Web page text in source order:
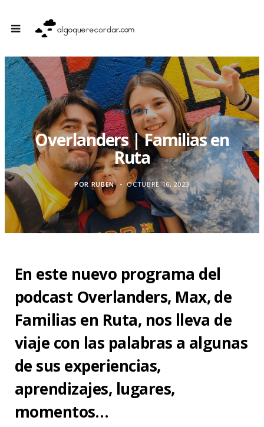
PODCAST
Overlanders | Familias en
Ruta
PORRUBEN OCTUBRE 16, 2023
En este nuevo programa del
podcast Overlanders, Max, de
Familias en Ruta, nos lleva de
viaje con las palabras a algunas
de sus experiencias,
aprendizajes, lugares,
momentos…